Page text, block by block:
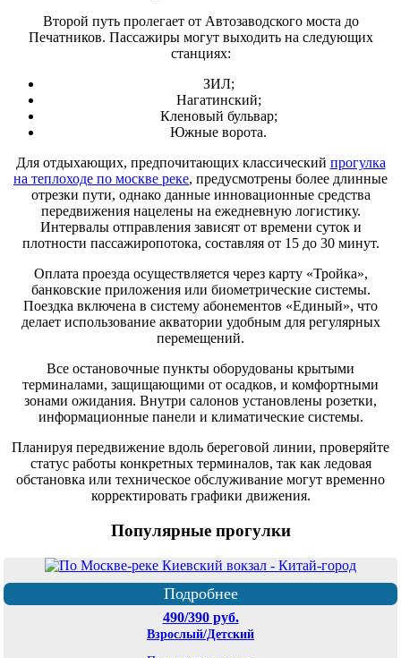
Второй путь пролегает от Автозаводского моста до
Печатников. Пассажиры могут выходить на следующих
станциях:
ЗИЛ;
Нагатинский;
Кленовый бульвар;
Южные ворота.
Для отдыхающих, предпочитающих классический прогулка
на теплоходе по москве реке, предусмотрены более длинные
отрезки пути, однако данные инновационные средства
передвижения нацелены на ежедневную логистику.
Интервалы отправления зависят от времени суток и
плотности пассажиропотока, составляя от 15 до 30 минут.
Оплата проезда осуществляется через карту «Тройка»,
банковские приложения или биометрические системы.
Поездка включена в систему абонементов «Единый», что
делает использование акватории удобным для регулярных
перемещений.
Все остановочные пункты оборудованы крытыми
терминалами, защищающими от осадков, и комфортными
зонами ожидания. Внутри салонов установлены розетки,
информационные панели и климатические системы.
Планируя передвижение вдоль береговой линии, проверяйте
статус работы конкретных терминалов, так как ледовая
обстановка или техническое обслуживание могут временно
корректировать графики движения.
Популярные прогулки
Подробнее
490/390 руб.
Взрослый/Детский